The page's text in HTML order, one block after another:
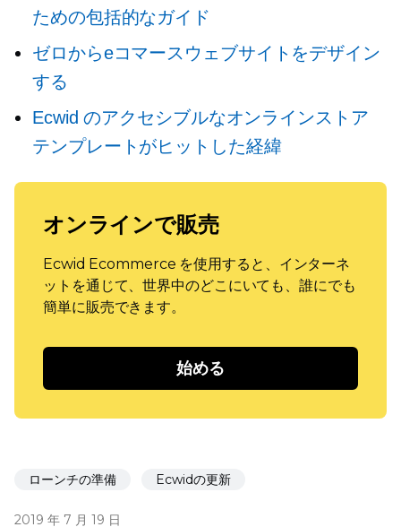
ための包括的なガイド
ゼロからeコマースウェブサイトをデザイン
する
Ecwid のアクセシブルなオンラインストア
テンプレートがヒットした経緯
オンラインで販売
Ecwid Ecommerce を使用すると、インターネ
ットを通じて、世界中のどこにいても、誰にでも
簡単に販売できます。
始める
ローンチの準備 Ecwidの更新
2019 年 7 月 19 日